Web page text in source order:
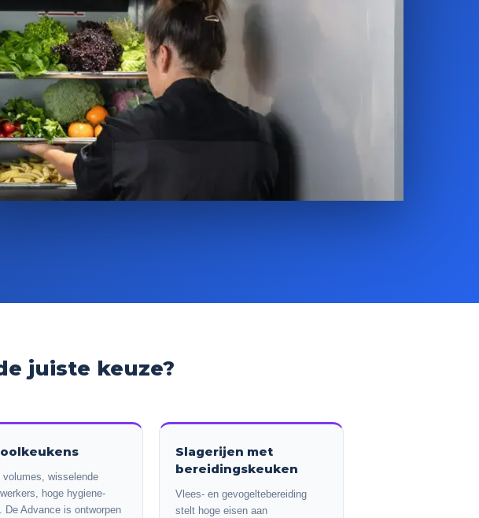
juiste keuze?
volumes, wisselende
hoge hygiene-
De Advance is ontworpen
Slagerijen met
bereidingskeuken
Vlees- en gevogeltebereiding
stelt hoge eisen aan